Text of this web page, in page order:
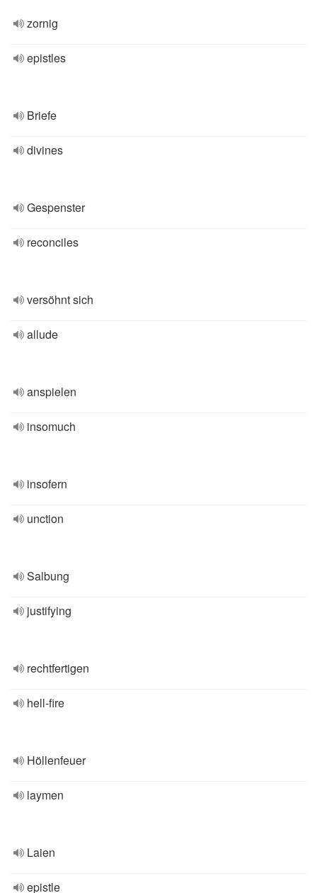
zornig
epistles
Briefe
divines
Gespenster
reconciles
versöhnt sich
allude
anspielen
insomuch
insofern
unction
Salbung
justifying
rechtfertigen
hell-fire
Höllenfeuer
laymen
Laien
epistle